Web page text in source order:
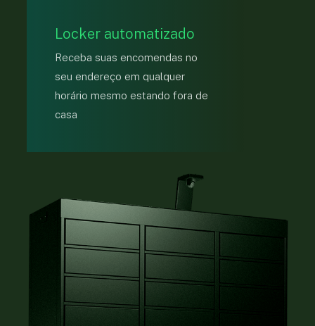
Locker automatizado
Receba suas encomendas no
seu endereço em qualquer
horário mesmo estando fora de
casa